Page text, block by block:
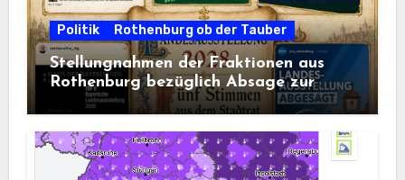
Politik Rothenburg ob der Tauber
Stellungnahmen der Fraktionen aus
Rothenburg bezüglich Absage zur
Landesausstellung 2028